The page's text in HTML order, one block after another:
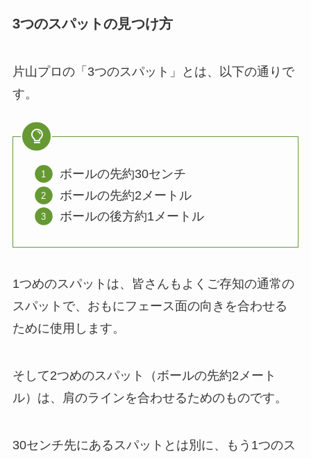
3つのスパットの見つけ方
片山プロの「3つのスパット」とは、以下の通りで
す。
ボールの先約30センチ
ボールの先約2メートル
ボールの後方約1メートル
1つめのスパットは、皆さんもよくご存知の通常の
スパットで、おもにフェース面の向きを合わせる
ために使用します。
そして2つめのスパット（ボールの先約2メート
ル）は、肩のラインを合わせるためのものです。
30センチ先にあるスパットとは別に、もう1つのス